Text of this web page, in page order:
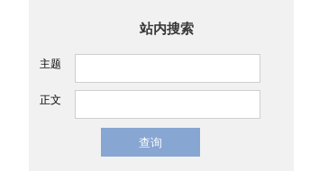
站内搜索
主题
正文